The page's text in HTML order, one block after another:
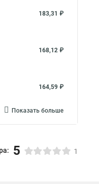
183,31 ₽
168,12 ₽
164,59 ₽
Показать больше
5 1